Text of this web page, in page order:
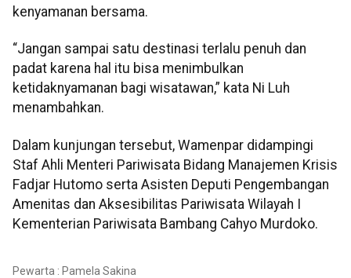
kenyamanan bersama.
“Jangan sampai satu destinasi terlalu penuh dan
padat karena hal itu bisa menimbulkan
ketidaknyamanan bagi wisatawan,” kata Ni Luh
menambahkan.
Dalam kunjungan tersebut, Wamenpar didampingi
Staf Ahli Menteri Pariwisata Bidang Manajemen Krisis
Fadjar Hutomo serta Asisten Deputi Pengembangan
Amenitas dan Aksesibilitas Pariwisata Wilayah I
Kementerian Pariwisata Bambang Cahyo Murdoko.
Pewarta : Pamela Sakina